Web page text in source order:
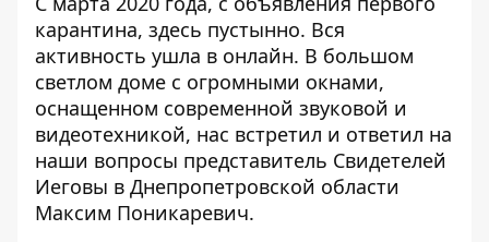
карантина, здесь пустынно. Вся
активность ушла в онлайн. В большом
светлом доме с огромными окнами,
оснащенном современной звуковой и
видеотехникой, нас встретил и ответил на
наши вопросы представитель Свидетелей
Иеговы в Днепропетровской области
Максим Поникаревич.